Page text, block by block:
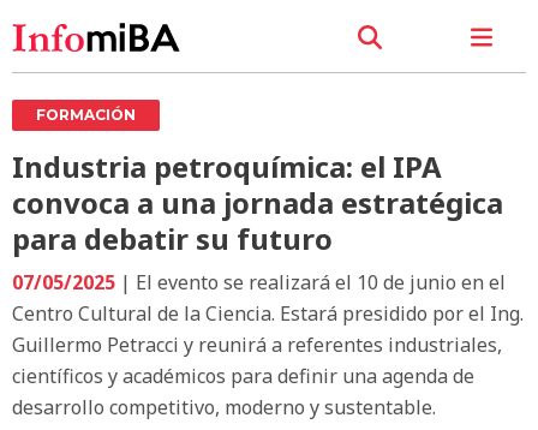
FORMACIÓN
Industria petroquímica: el IPA
convoca a una jornada estratégica
para debatir su futuro
07/05/2025 | El evento se realizará el 10 de junio en el
Centro Cultural de la Ciencia. Estará presidido por el Ing.
Guillermo Petracci y reunirá a referentes industriales,
científicos y académicos para definir una agenda de
desarrollo competitivo, moderno y sustentable.